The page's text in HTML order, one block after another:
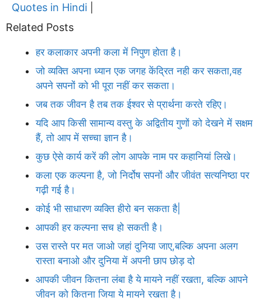
Quotes in Hindi
Related Posts
हर कलाकार अपनी कला में निपुण होता है।
जो व्यक्ति अपना ध्यान एक जगह केंद्रित नही कर सकता,वह
अपने सपनों को भी पूरा नहीं कर सकता।
जब तक जीवन है तब तक ईश्वर से प्रार्थना करते रहिए।
यदि आप किसी सामान्य वस्तु के अद्वितीय गुणों को देखने में सक्षम
हैं, तो आप में सच्चा ज्ञान है।
कुछ ऐसे कार्य करें की लोग आपके नाम पर कहानियां लिखे।
कला एक कल्पना है, जो निर्दोष सपनों और जीवंत सत्यनिष्ठा पर
गढ़ी गई है।
कोई भी साधारण व्यक्ति हीरो बन सकता है|
आपकी हर कल्पना सच हो सकती है।
उस रास्ते पर मत जाओ जहां दुनिया जाए,बल्कि अपना अलग
रास्ता बनाओ और दुनिया में अपनी छाप छोड़ दो
आपकी जीवन कितना लंबा है ये मायने नहीं रखता, बल्कि आपने
जीवन को कितना जिया ये मायने रखता है।